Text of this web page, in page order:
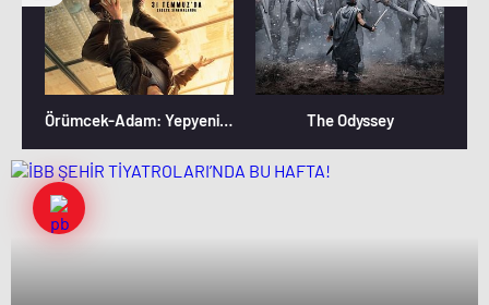
Örümcek-Adam: Yepyeni Bir Gün The Odyssey